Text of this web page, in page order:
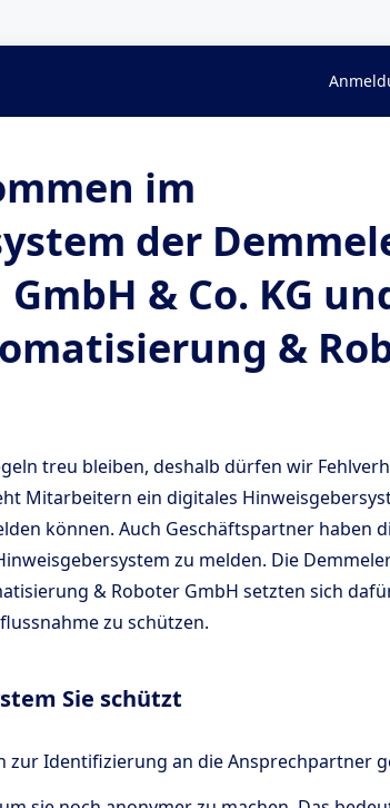
im
der
& Co. KG
&
treu bleiben, deshalb dürfen wir
Mitarbeitern ein digitales
können. Auch Geschäftspartner haben
zu melden. Die
& Roboter GmbH setzten sich
zu schützen.
Sie schützt
zur Identifizierung an die Ansprechpartner